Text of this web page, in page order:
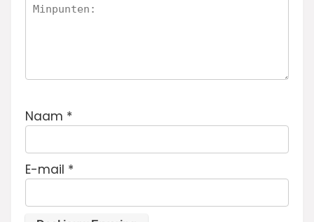
Naam *
E-mail *